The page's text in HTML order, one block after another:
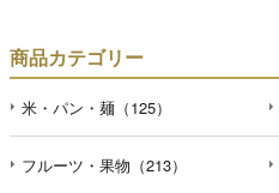
商品カテゴリー
米・パン・麺（125）
フルーツ・果物（213）